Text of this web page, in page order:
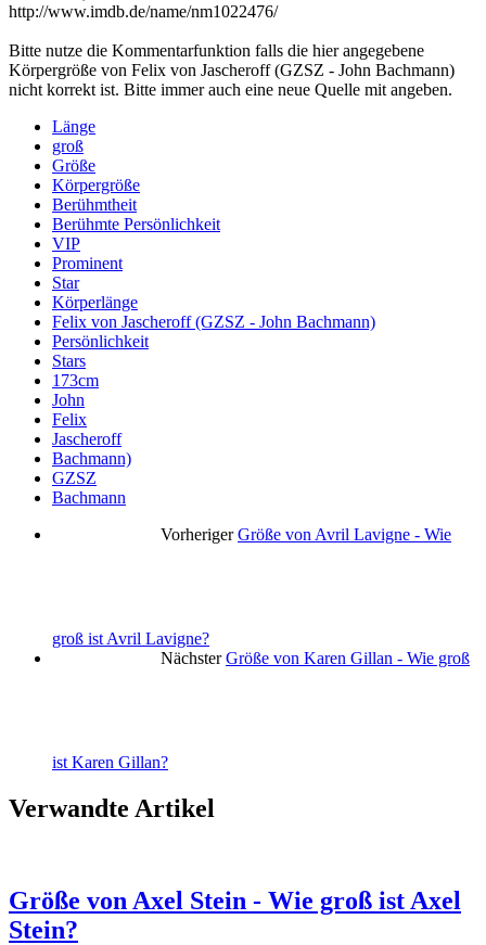
http://www.imdb.de/name/nm1022476/
Bitte nutze die Kommentarfunktion falls die hier angegebene
Körpergröße von Felix von Jascheroff (GZSZ - John Bachmann)
nicht korrekt ist. Bitte immer auch eine neue Quelle mit angeben.
Länge
groß
Größe
Körpergröße
Berühmtheit
Berühmte Persönlichkeit
VIP
Prominent
Star
Körperlänge
Felix von Jascheroff (GZSZ - John Bachmann)
Persönlichkeit
Stars
173cm
John
Felix
Jascheroff
Bachmann)
GZSZ
Bachmann
Vorheriger Größe von Avril Lavigne - Wie
groß ist Avril Lavigne?
Nächster Größe von Karen Gillan - Wie groß
ist Karen Gillan?
Verwandte Artikel
Größe von Axel Stein - Wie groß ist Axel
Stein?